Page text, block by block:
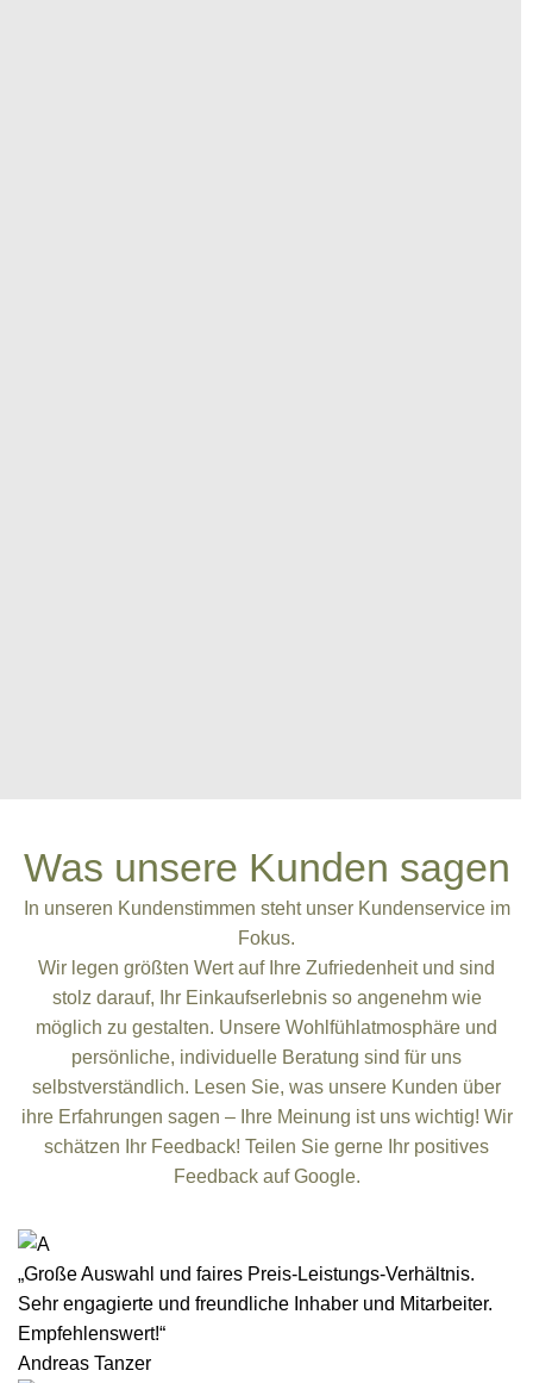
Was unsere Kunden sagen
In unseren Kundenstimmen steht unser Kundenservice im
Fokus.
Wir legen größten Wert auf Ihre Zufriedenheit und sind
stolz darauf, Ihr Einkaufserlebnis so angenehm wie
möglich zu gestalten. Unsere Wohlfühlatmosphäre und
persönliche, individuelle Beratung sind für uns
selbstverständlich. Lesen Sie, was unsere Kunden über
ihre Erfahrungen sagen – Ihre Meinung ist uns wichtig! Wir
schätzen Ihr Feedback! Teilen Sie gerne Ihr positives
Feedback auf Google.
„Große Auswahl und faires Preis-Leistungs-Verhältnis.
Sehr engagierte und freundliche Inhaber und Mitarbeiter.
Empfehlenswert!“
Andreas Tanzer